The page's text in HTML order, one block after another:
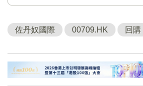
佐丹奴國際 00709.HK 回購